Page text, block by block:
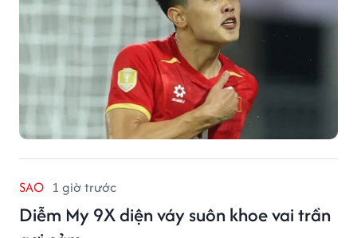
SAO 1 giờ trước
Diễm My 9X diện váy suôn khoe vai trần